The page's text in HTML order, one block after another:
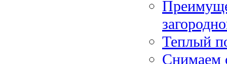
Теплый
Снимаем